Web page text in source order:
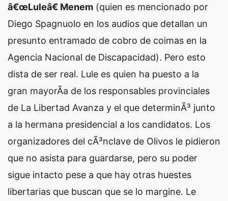
â€œLuleâ€ Menem (quien es mencionado por
Diego Spagnuolo en los audios que detallan un
presunto entramado de cobro de coimas en la
Agencia Nacional de Discapacidad). Pero esto
dista de ser real. Lule es quien ha puesto a la
gran mayorÃ­a de los responsables provinciales
de La Libertad Avanza y el que determinÃ³ junto
a la hermana presidencial a los candidatos. Los
organizadores del cÃ³nclave de Olivos le pidieron
que no asista para guardarse, pero su poder
sigue intacto pese a que hay otras huestes
libertarias que buscan que se lo margine. Le